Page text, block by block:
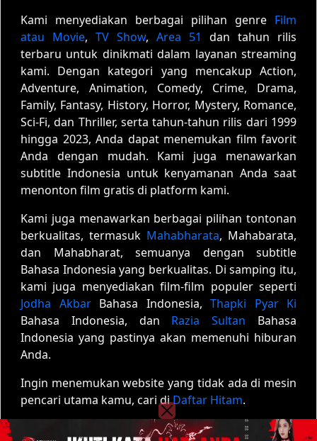
Kami menyediakan berbagai pilihan genre Film
atau Movie, TV Show, Area 51
dan tahun rilis
terbaru untuk dinikmati dalam layanan streaming
kami. Dengan kategori yang mencakup Action,
Adventure, Animation, Comedy, Crime, Drama,
Family, Fantasy, History, Horror, Mystery, Romance,
Sci-Fi, dan Thriller, serta tahun-tahun rilis dari 1999
hingga 2023, Anda dapat menemukan film favorit
Anda dengan mudah. Kami juga menawarkan
subtitle Indonesia untuk kenyamanan Anda saat
menonton film gratis di platform kami.
Kami juga menawarkan berbagai pilihan tontonan
berkualitas, termasuk Mahabharata, Mahabarata,
dan Mahabharat, semuanya dengan subtitle
Bahasa Indonesia yang berkualitas. Di samping itu,
kami juga menyediakan film-film populer seperti
Jodha AkbarBahasa Indonesia, Thapki Pyar Ki
Bahasa Indonesia, dan Razia Sultan Bahasa
Indonesia yang pastinya akan memenuhi hiburan
Anda.
Ingin menemukan website yang tidak ada di mesin
pencari utama kamu, cari diDaftar Hitam.